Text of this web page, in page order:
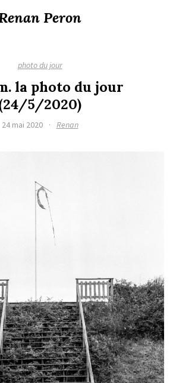
Peron
photo du jour
la photo du jour
5/2020)
24 mai 2020 · Renan